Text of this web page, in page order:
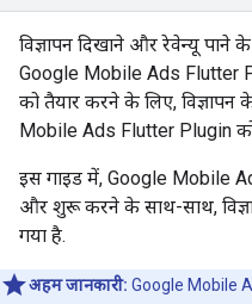
विज्ञापन दिखाने और रेवेन्यू
Google Mobile Ads Flutter
को तैयार करने के लिए,
Mobile Ads Flutter Plugin
इस गाइड में, Google Mobile
और शुरू करने के साथ-साथ,
गया है.
अहम जानकारी: Google Mobile